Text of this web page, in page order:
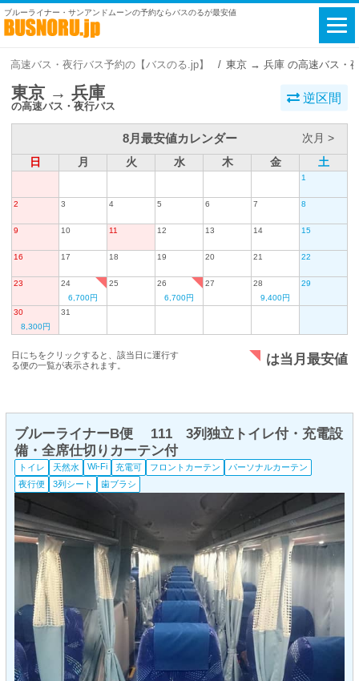
ブルーライナー・サンアンドムーンの予約ならバスのるが最安値
高速バス・夜行バス予約の【バスのる.jp】 東京 → 兵庫 の高速バス・
東京 → 兵庫
の高速バス・夜行バス
逆区間
8月最安値カレンダー
次月 >
日
月 火 水 木 金 土
1
2 3 4 5 6 7 8
9 10 11 12 13 14 15
16 17 18 19 20 21 22
23
24
6,700円
25
26
6,700円
27
28
9,400円
29
30
8,300円
31
日にちをクリックすると、該当日に運行す
る便の一覧が表示されます。
は当月最安値
ブルーライナーB便 111 3列独立トイレ付・充電設
備・全席仕切りカーテン付
トイレ 天然水 Wi-Fi 充電可 フロントカーテン
パーソナルカーテン
夜行便
3列シート 歯ブラシ